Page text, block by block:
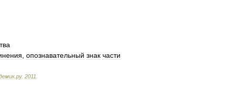
опознавательный знак части
.ру. 2011